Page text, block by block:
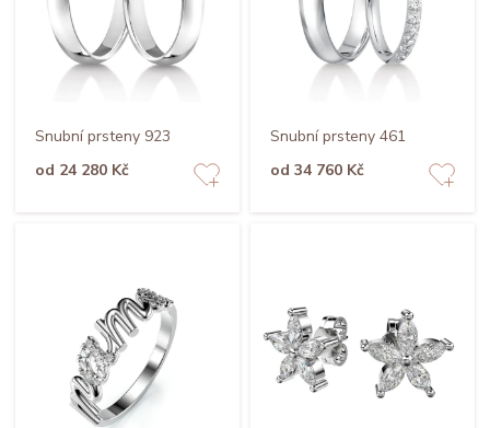
Snubní prsteny 923
od 24 280 Kč
Snubní prsteny 461
od 34 760 Kč